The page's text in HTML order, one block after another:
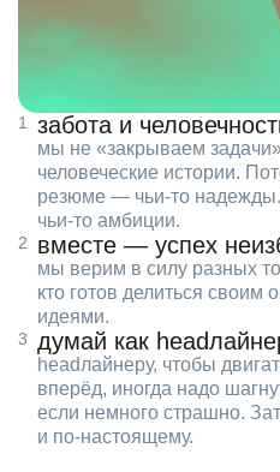
забота и
мы не «закрываем
человеческие истории.
резюме — чьи‑то
чьи‑то амбиции.
вместе — успех
мы верим в силу разных
кто готов делиться своим
идеями.
думай как
headлайнеру, чтобы
вперёд, иногда надо
если немного страшно.
и по‑настоящему.